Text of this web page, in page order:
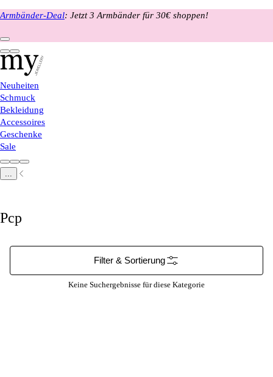
Armbänder-Deal: Jetzt 3 Armbänder für 30€ shoppen!
Neuheiten
Schmuck
Bekleidung
Accessoires
Geschenke
Sale
...
Pcp
Filter & Sortierung
Keine Suchergebnisse für diese Kategorie